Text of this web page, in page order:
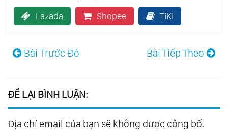
Lazada Shopee TiKi
Bài Trước Đó Bài Tiếp Theo
ĐỂ LẠI BÌNH LUẬN:
Địa chỉ email của bạn sẽ không được công bố.